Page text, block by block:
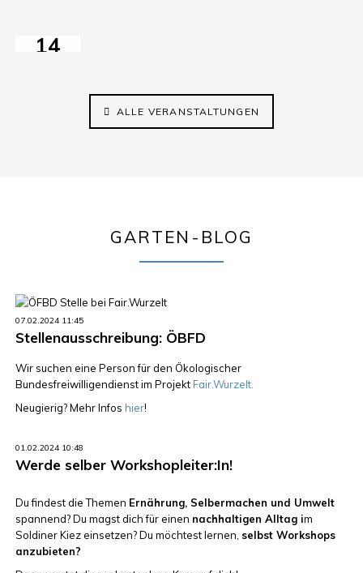
14
ALLE VERANSTALTUNGEN
GARTEN-BLOG
07.02.2024 11:45
Stellenausschreibung: ÖBFD
Wir suchen eine Person für den Ökologischer
Bundesfreiwilligendienst im Projekt Fair.Wurzelt.
Neugierig? Mehr Infos hier!
01.02.2024 10:48
Werde selber Workshopleiter:In!
Du findest die Themen Ernährung, Selbermachen und Umwelt
spannend? Du magst dich für einen nachhaltigen Alltag im
Soldiner Kiez einsetzen? Du möchtest lernen, selbst Workshops
anzubieten?